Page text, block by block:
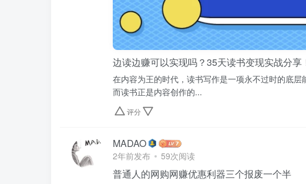
边读边赚可以实现吗？35天读书变现实战分享
在内容为王的时代，读书写作是一项永不过时的底
而读书正是内容创作的...
评分
MADAO
2年前发布 59次阅读
普通人的网购网赚优惠利器三个报废一个半